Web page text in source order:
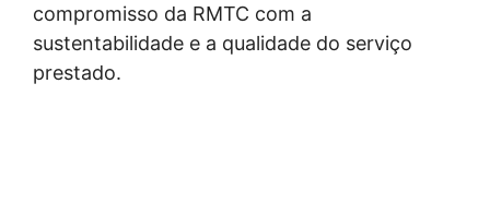
compromisso da RMTC com a
sustentabilidade e a qualidade do serviço
prestado.